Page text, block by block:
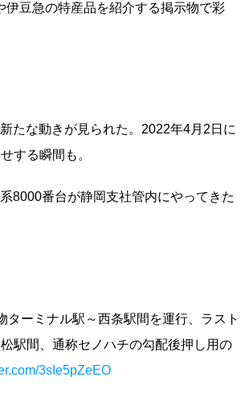
豆急の特産品を紹介する掲示物で彩
たな動きが見られた。2022年4月2日に
する瞬間も。
8000番台が静岡支社管内にやってきた
ーミナル駅～西条駅間を運行、ラスト
駅間、通称セノハチの勾配後押し用の
3sIe5pZeEO